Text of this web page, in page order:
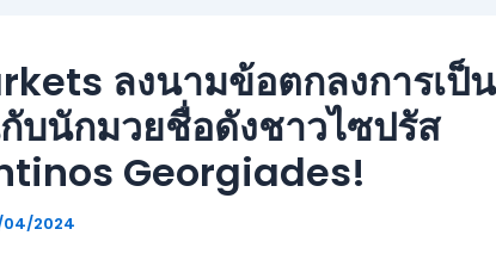
ลงนามข้อตกลงการเป็
บนักมวยชื่อดังชาวไซปรัส
Georgiades!
04/2024